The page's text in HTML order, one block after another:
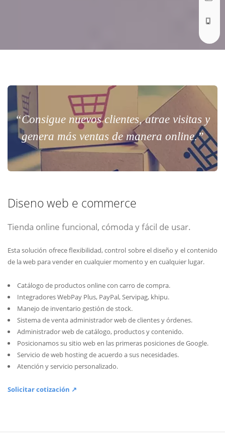
“Consigue nuevos clientes, atrae visitas y
genera más ventas de manera online.”
Diseno web e commerce
Tienda online funcional, cómoda y fácil de usar.
Esta solución ofrece flexibilidad, control sobre el diseño y el contenido
de la web para vender en cualquier momento y en cualquier lugar.
Catálogo de productos online con carro de compra.
Integradores WebPay Plus, PayPal, Servipag, khipu.
Manejo de inventario gestión de stock.
Sistema de venta administrador web de clientes y órdenes.
Administrador web de catálogo, productos y contenido.
Posicionamos su sitio web en las primeras posiciones de Google.
Servicio de web hosting de acuerdo a sus necesidades.
Atención y servicio personalizado.
Solicitar cotización ↗